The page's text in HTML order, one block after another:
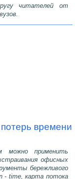
читателей от
времени
можно применить
офисных
бережливого
- time, карта потока